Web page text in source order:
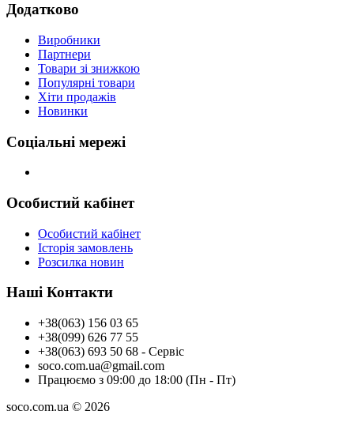
Додатково
Виробники
Партнери
Товари зі знижкою
Популярні товари
Хіти продажів
Новинки
Соціальні мережі
Особистий кабінет
Особистий кабінет
Історія замовлень
Розсилка новин
Наші Контакти
+38(063) 156 03 65
+38(099) 626 77 55
+38(063) 693 50 68 - Сервіс
soco.com.ua@gmail.com
Працюємо з 09:00 до 18:00 (Пн - Пт)
soco.com.ua © 2026